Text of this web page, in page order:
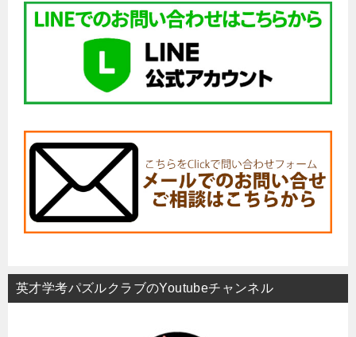
英才学考パズルクラブのYoutubeチャンネル